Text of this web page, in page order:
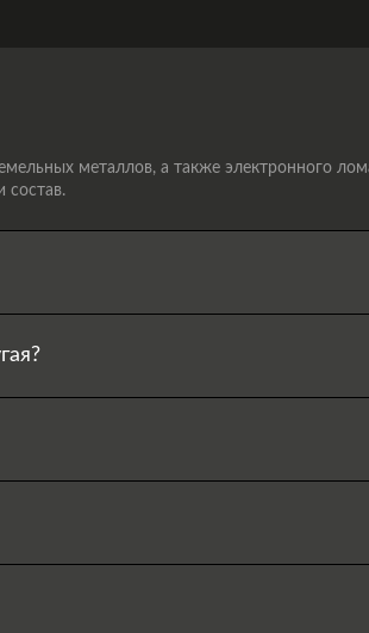
металлов, а также электронного
состав.